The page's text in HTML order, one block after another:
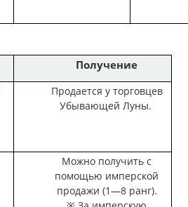
Получение
Продается у торговцев
Убывающей Луны.
Можно получить с
помощью имперской
продажи (1—8 ранг).